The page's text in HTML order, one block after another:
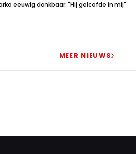
eeuwig dankbaar: "Hij geloofde in mij"
MEER NIEUWS